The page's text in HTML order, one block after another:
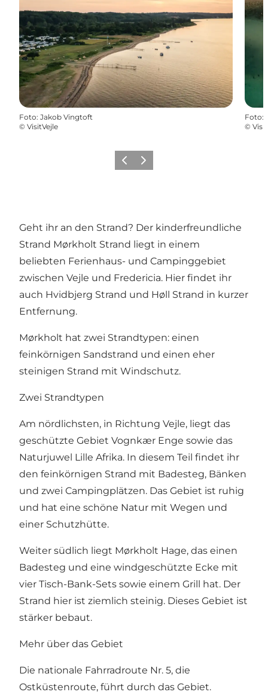
Foto: Jakob Vingtoft
© VisitVejle
Foto:
©
ZurückWeiter
Geht ihr an den Strand? Der kinderfreundliche
Strand Mørkholt Strand liegt in einem
beliebten Ferienhaus- und Campinggebiet
zwischen Vejle und Fredericia. Hier findet ihr
auch Hvidbjerg Strand und Høll Strand in kurzer
Entfernung.
Mørkholt hat zwei Strandtypen: einen
feinkörnigen Sandstrand und einen eher
steinigen Strand mit Windschutz.
Zwei Strandtypen
Am nördlichsten, in Richtung Vejle, liegt das
geschützte Gebiet Vognkær Enge sowie das
Naturjuwel Lille Afrika. In diesem Teil findet ihr
den feinkörnigen Strand mit Badesteg, Bänken
und zwei Campingplätzen. Das Gebiet ist ruhig
und hat eine schöne Natur mit Wegen und
einer Schutzhütte.
Weiter südlich liegt Mørkholt Hage, das einen
Badesteg und eine windgeschützte Ecke mit
vier Tisch-Bank-Sets sowie einem Grill hat. Der
Strand hier ist ziemlich steinig. Dieses Gebiet ist
stärker bebaut.
Mehr über das Gebiet
Die nationale Fahrradroute Nr. 5, die
Ostküstenroute, führt durch das Gebiet.